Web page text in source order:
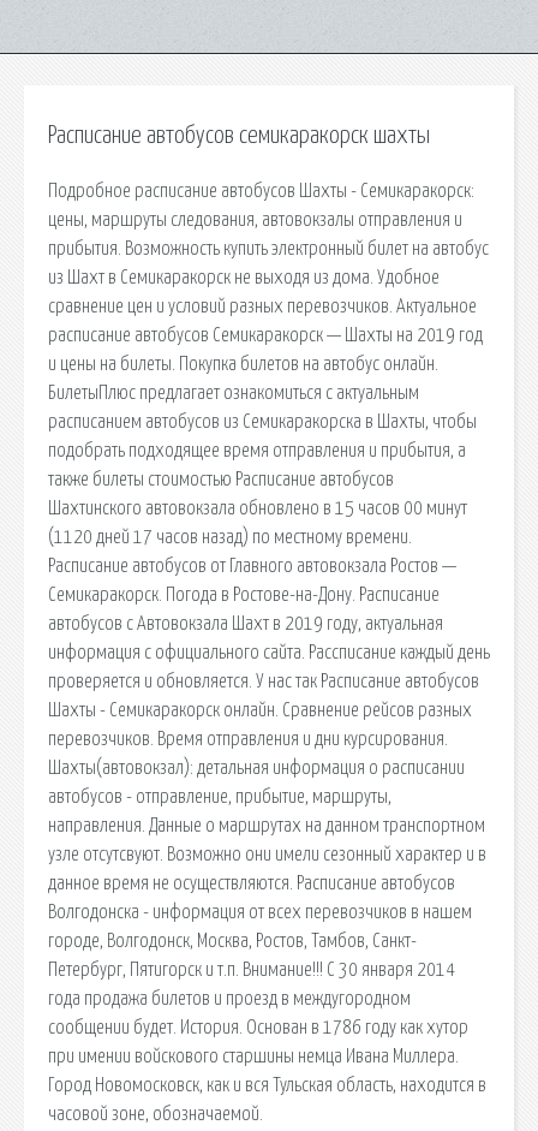
Расписание автобусов семикаракорск шахты
Подробное расписание автобусов Шахты - Семикаракорск:
цены, маршруты следования, автовокзалы отправления и
прибытия. Возможность купить электронный билет на автобус
из Шахт в Семикаракорск не выходя из дома. Удобное
сравнение цен и условий разных перевозчиков. Актуальное
расписание автобусов Семикаракорск — Шахты на 2019 год
и цены на билеты. Покупка билетов на автобус онлайн.
БилетыПлюс предлагает ознакомиться с актуальным
расписанием автобусов из Семикаракорска в Шахты, чтобы
подобрать подходящее время отправления и прибытия, а
также билеты стоимостью Расписание автобусов
Шахтинского автовокзала обновлено в 15 часов 00 минут
(1120 дней 17 часов назад) по местному времени.
Расписание автобусов от Главного автовокзала Ростов —
Семикаракорск. Погода в Ростове-на-Дону. Расписание
автобусов с Автовокзала Шахт в 2019 году, актуальная
информация с официального сайта. Рассписание каждый день
проверяется и обновляется. У нас так Расписание автобусов
Шахты - Семикаракорск онлайн. Сравнение рейсов разных
перевозчиков. Время отправления и дни курсирования.
Шахты(автовокзал): детальная информация о расписании
автобусов - отправление, прибытие, маршруты,
направления. Данные о маршрутах на данном транспортном
узле отсутсвуют. Возможно они имели сезонный характер и в
данное время не осуществляются. Расписание автобусов
Волгодонска - информация от всех перевозчиков в нашем
городе, Волгодонск, Москва, Ростов, Тамбов, Санкт-
Петербург, Пятигорск и т.п. Внимание!!! С 30 января 2014
года продажа билетов и проезд в междугородном
сообщении будет. История. Основан в 1786 году как хутор
при имении войскового старшины немца Ивана Миллера.
Город Новомосковск, как и вся Тульская область, находится в
часовой зоне, обозначаемой.